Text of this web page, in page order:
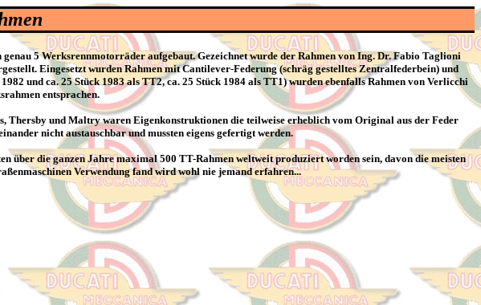
5 Werksrennmotorräder aufgebaut. Gezeichnet wurde der Rahmen von Ing. Dr. Fabio Taglioni
Eingesetzt wurden Rahmen mit Cantilever-Federung (schräg gestelltes Zentralfederbein) und
und ca. 25 Stück 1983 als TT2, ca. 25 Stück 1984 als TT1) wurden ebenfalls Rahmen von Verlicchi
entsprachen.
und Maltry waren Eigenkonstruktionen die teilweise erheblich vom Original aus der Feder
nicht austauschbar und mussten eigens gefertigt werden.
über die ganzen Jahre maximal 500 TT-Rahmen weltweit produziert worden sein, davon die meisten
Verwendung fand wird wohl nie jemand erfahren...